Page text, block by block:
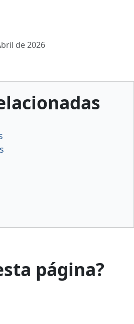
de 2026
página?